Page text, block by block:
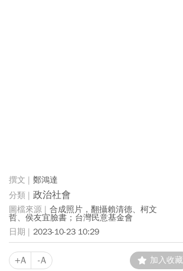
鄭鴻達
政治社會
合成照片，翻攝賴清德、柯文
哲、侯友宜臉書；台灣民意基金會
2023-10-23 10:29
+A -A 加入收藏